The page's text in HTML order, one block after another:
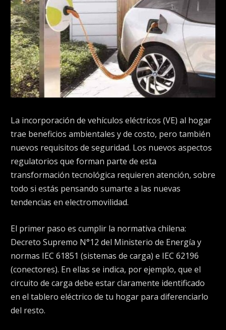
La incorporación de vehículos eléctricos (VE) al hogar
trae beneficios ambientales y de costo, pero también
nuevos requisitos de seguridad. Los nuevos aspectos
regulatorios que forman parte de esta
transformación tecnológica requieren atención, sobre
todo si estás pensando sumarte a las nuevas
tendencias en electromovilidad.
El primer paso es cumplir la normativa chilena:
Decreto Supremo N°12 del Ministerio de Energía y
normas IEC 61851 (sistemas de carga) e IEC 62196
(conectores). En ellas se indica, por ejemplo, que el
circuito de carga debe estar claramente identificado
en el tablero eléctrico de tu hogar para diferenciarlo
del resto.